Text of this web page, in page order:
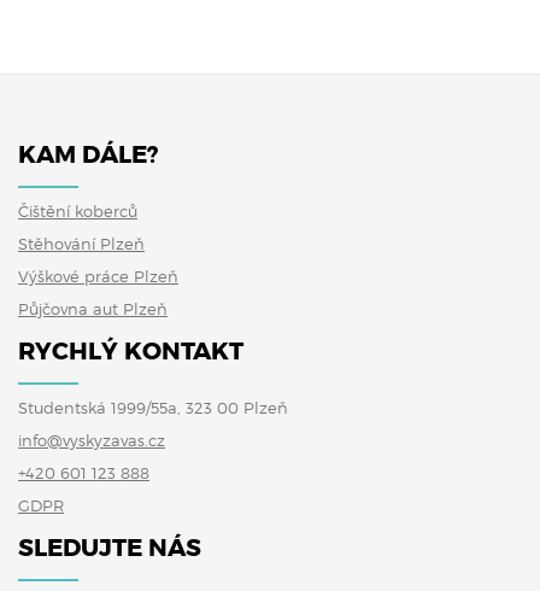
KAM DÁLE?
Čištění koberců
Stěhování Plzeň
Výškové práce Plzeň
Půjčovna aut Plzeň
RYCHLÝ KONTAKT
Studentská 1999/55a, 323 00 Plzeň
info@vyskyzavas.cz
+420 601 123 888
GDPR
SLEDUJTE NÁS